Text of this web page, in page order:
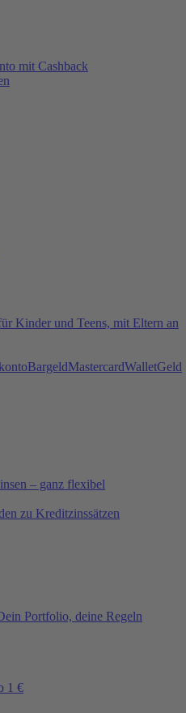
mit Cashback
Kinder und Teens, mit Eltern an
BargeldMastercardWalletGeld
– ganz flexibel
zu Kreditzinssätzen
Portfolio, deine Regeln
1 €